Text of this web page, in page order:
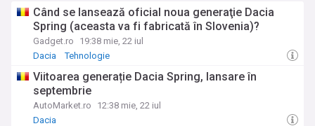
Când se lansează oficial noua generaţie Dacia
Spring (aceasta va fi fabricată în Slovenia)?
Gadget.ro
19:38 mie, 22 iul
Dacia
Tehnologie
Viitoarea generație Dacia Spring, lansare în
septembrie
AutoMarket.ro
12:38 mie, 22 iul
Dacia